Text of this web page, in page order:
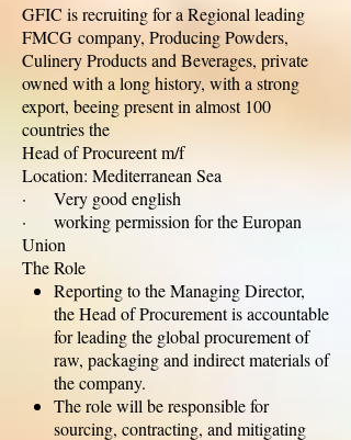
GFIC is recruiting for a Regional leading
FMCG company, Producing Powders,
Culinery Products and Beverages, private
owned with a long history, with a strong
export, beeing present in almost 100
countries the
Head of Procureent m/f
Location: Mediterranean Sea
· Very good english
· working permission for the Europan
Union
The Role
Reporting to the Managing Director,
the Head of Procurement is accountable
for leading the global procurement of
raw, packaging and indirect materials of
the company.
The role will be responsible for
sourcing, contracting, and mitigating